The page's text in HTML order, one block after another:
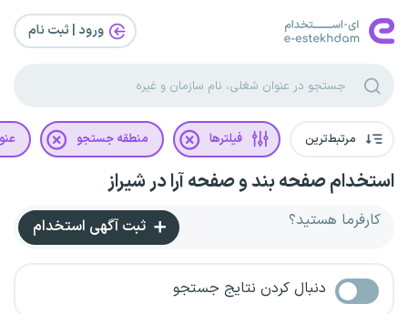
ورود | ثبت‌ نام
مرتبط‌ترین فیلترها منطقه جستجو
استخدام صفحه بند و صفحه آرا در شیراز
کارفرما هستید؟ ثبت آگهی استخدام
دنبال کردن نتایج جستجو